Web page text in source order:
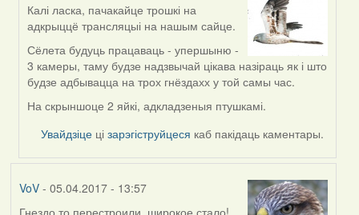
In
reply
to
by
VoV
Калі ласка, пачакайце трошкі на
адкрыццё трансляцыі на нашым сайце.
Сёлета будуць працаваць - упершыню -
3 камеры, таму будзе надзвычай цікава назіраць як і што
будзе адбывацца на трох гнёздахх у той самы час.
На скрыншоце 2 яйкі, адкладзеныя птушкамі.
Увайдзіце цізарэгіструйцеся каб пакідаць каментары.
VoV- 05.04.2017 - 13:57
Гнездо то перестроили, широкое стало!